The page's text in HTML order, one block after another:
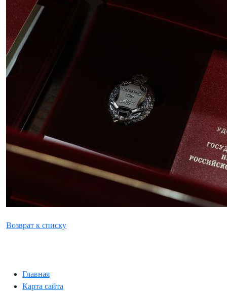
Возврат к списку
Главная
Карта сайта